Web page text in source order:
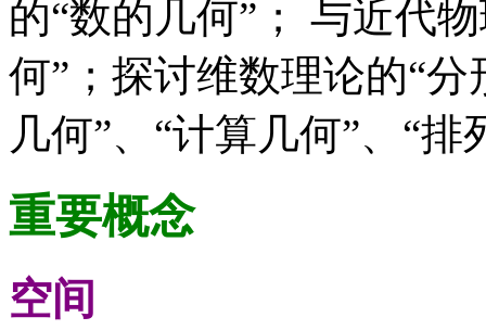
的“数的几何”； 与近代
何”；探讨维数理论的“分
几何”、“计算几何”、“
重要概念
空间